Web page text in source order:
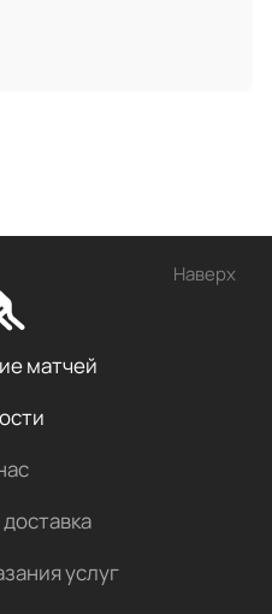
Наверх
матчей
услуг